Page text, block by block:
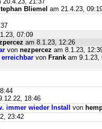
Bliemel am 21.4.23,
07:09
am 8.1.23, 12:26
von nezpercez am 8.1.23,
erreichbar von Frank am 9.1.23,
18:46
immer wieder Install
von
23:42